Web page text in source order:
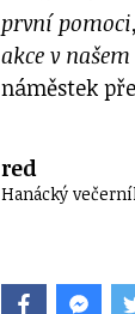
první
akce v
náměstek
red
Hanácký